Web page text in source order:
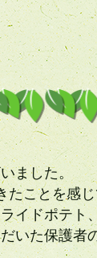
ました。
ことを感
イドポテ
いた保護者